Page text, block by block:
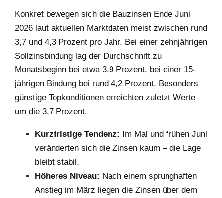
Konkret bewegen sich die Bauzinsen Ende Juni
2026 laut aktuellen Marktdaten meist zwischen rund
3,7 und 4,3 Prozent pro Jahr. Bei einer zehnjährigen
Sollzinsbindung lag der Durchschnitt zu
Monatsbeginn bei etwa 3,9 Prozent, bei einer 15-
jährigen Bindung bei rund 4,2 Prozent. Besonders
günstige Topkonditionen erreichten zuletzt Werte
um die 3,7 Prozent.
Kurzfristige Tendenz: Im Mai und frühen Juni
veränderten sich die Zinsen kaum – die Lage
bleibt stabil.
Höheres Niveau: Nach einem sprunghaften
Anstieg im März liegen die Zinsen über dem